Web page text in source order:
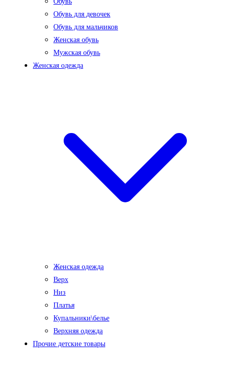
Обувь для девочек
Обувь для мальчиков
Женская обувь
Мужская обувь
Женская одежда
Женская одежда
Верх
Низ
Платья
Купальники\белье
Верхняя одежда
Прочие детские товары